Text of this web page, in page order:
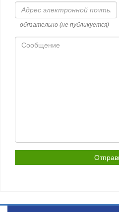
Адрес
электронной
почты
обязательно (не публикуется)
Сообщение